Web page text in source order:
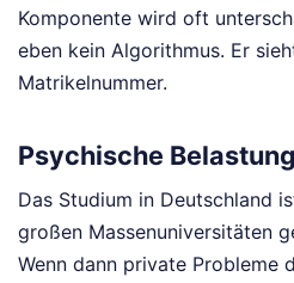
Komponente wird oft
eben kein Algorithmus. Er
Matrikelnummer.
Psychische
Das Studium in Deutschland
großen Massenuniversitäten
Wenn dann private Probleme